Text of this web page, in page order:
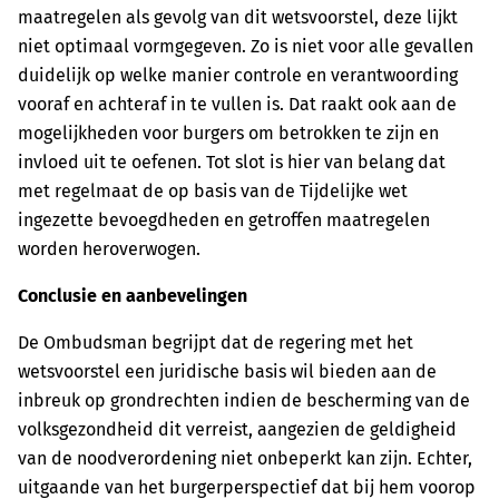
maatregelen als gevolg van dit wetsvoorstel, deze lijkt
niet optimaal vormgegeven. Zo is niet voor alle gevallen
duidelijk op welke manier controle en verantwoording
vooraf en achteraf in te vullen is. Dat raakt ook aan de
mogelijkheden voor burgers om betrokken te zijn en
invloed uit te oefenen. Tot slot is hier van belang dat
met regelmaat de op basis van de Tijdelijke wet
ingezette bevoegdheden en getroffen maatregelen
worden heroverwogen.
Conclusie en aanbevelingen
De Ombudsman begrijpt dat de regering met het
wetsvoorstel een juridische basis wil bieden aan de
inbreuk op grondrechten indien de bescherming van de
volksgezondheid dit verreist, aangezien de geldigheid
van de noodverordening niet onbeperkt kan zijn. Echter,
uitgaande van het burgerperspectief dat bij hem voorop